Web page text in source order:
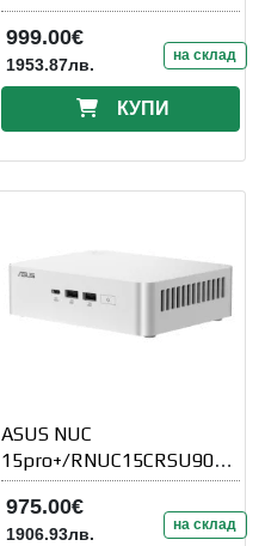
999.00€
1953.87лв. на склад
КУПИ
ASUS NUC
15pro+/RNUC15CRSU9000
02
975.00€
1906.93лв. на склад